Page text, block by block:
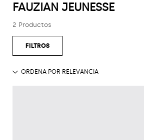
FAUZIAN JEUNESSE
2 Productos
Русский